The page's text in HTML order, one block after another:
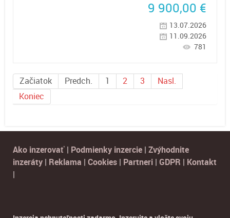
9 900,00 €
13.07.2026
11.09.2026
781
Začiatok Predch. 1 2 3
Nasl.
Koniec
Ako inzerovať Podmienky inzercie
Zvýhodnite
inzeráty
Reklama Cookies Partneri GDPR
Kontakt